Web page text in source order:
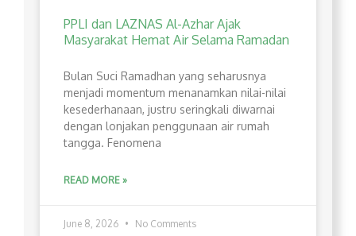
PPLI dan LAZNAS Al-Azhar Ajak
Masyarakat Hemat Air Selama Ramadan
Bulan Suci Ramadhan yang seharusnya
menjadi momentum menanamkan nilai-nilai
kesederhanaan, justru seringkali diwarnai
dengan lonjakan penggunaan air rumah
tangga. Fenomena
READ MORE »
June 8, 2026 No Comments